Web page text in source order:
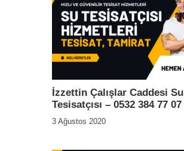
İzzettin Çalışlar Caddesi Su
Tesisatçısı – 0532 384 77 07
3 Ağustos 2020